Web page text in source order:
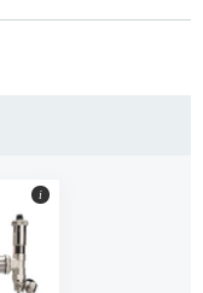
i